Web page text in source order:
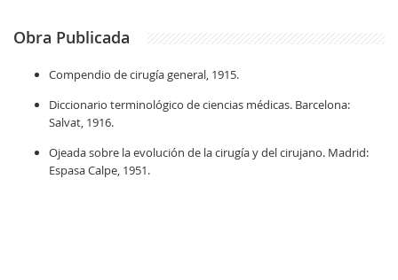
Obra Publicada
Compendio de cirugía general, 1915.
Diccionario terminológico de ciencias médicas. Barcelona:
Salvat, 1916.
Ojeada sobre la evolución de la cirugía y del cirujano. Madrid:
Espasa Calpe, 1951.